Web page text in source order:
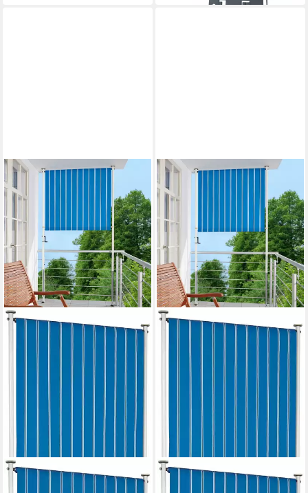
ANGERER FREIZEITMÖBEL
Klemm-Senkrechtmarkise
ANGERER FREIZEITMÖBEL
Klemm-Senkrechtmarkise